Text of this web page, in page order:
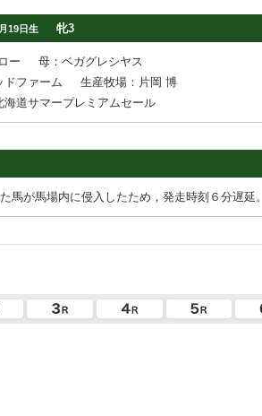
19日生 牝3
ー
母：ベガグレシヤス
ドファーム
生産牧場：片岡 博
海道サマープレミアムセール
馬が馬場内に侵入したため，発走時刻６分遅延。